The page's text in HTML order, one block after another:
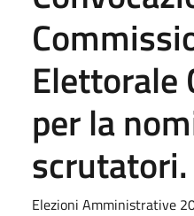
Elettorale
per la
scrutatori.
Elezioni Amministrative